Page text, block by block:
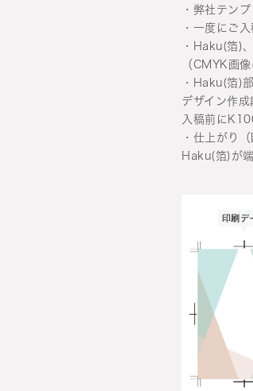
・弊社テン
・一度にご
・Haku(箔)
（CMYK画
・Haku(箔)
デザイン作
入稿前に
・仕上がり
Haku(箔)が